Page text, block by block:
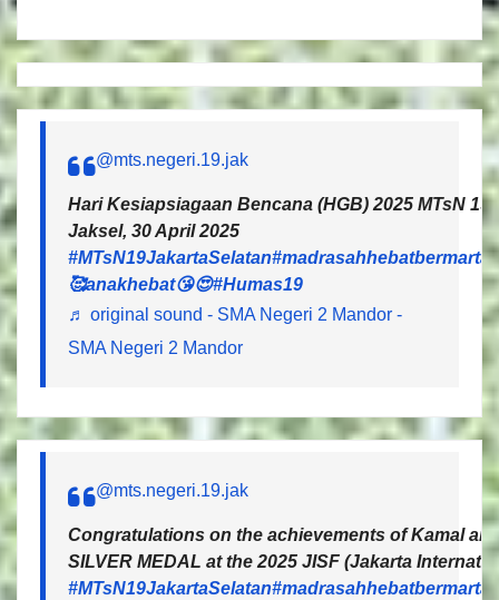
@mts.negeri.19.jak
Hari Kesiapsiagaan Bencana (HGB) 2025 MTsN
Jaksel, 30 April 2025
#MTsN19JakartaSelatan
🥰anakhebat😘😍#Humas19
♬ original sound - SMA Negeri 2 Mandor -
SMA Negeri 2 Mandor
@mts.negeri.19.jak
Congratulations on the achievements of Kamal
SILVER MEDAL at the 2025 JISF (Jakarta
#MTsN19JakartaSelatan